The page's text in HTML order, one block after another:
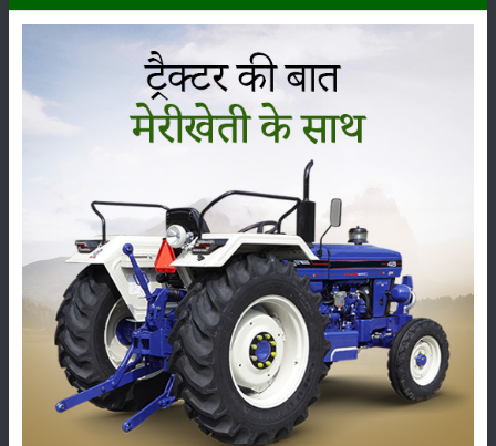
का @ 2.0 लीटर/हे. का उपयोग करें।
संभावित इलाकों में बीज उपचार के लिए बिजाई से पूर्व क्लोरपायरीफॉस 20EC @
6.5-12.0 मिली/किग्रा अथवा इमिडाक्लोप्रिड 17.8 SL @ 2.0 मिली/किग्रा से
बीज का उपचार करें।
खेतों में वयस्क सफेद लट नजर आने पर फसलों की जड़ों में क्लोरपायरीफॉस 20
ईसी@ 4.0 लीटर/हेक्टेयर अथवा क्विनालफॉस 25 ईसी @ 3.2 से लीटर/
फसल भंडारण